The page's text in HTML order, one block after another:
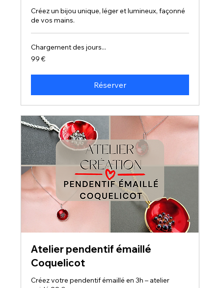
Créez un bijou unique, léger et lumineux, façonné
de vos mains.
Chargement des jours...
99
euros
99 €
Réserver
Atelier pendentif émaillé
Coquelicot
Créez votre pendentif émaillé en 3h – atelier